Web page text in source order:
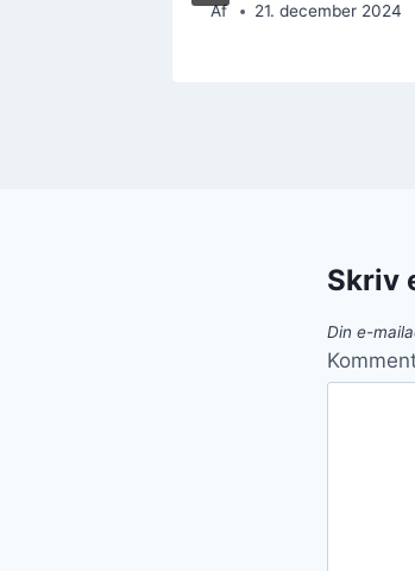
Af 21. december 2024
Skriv
Din e-